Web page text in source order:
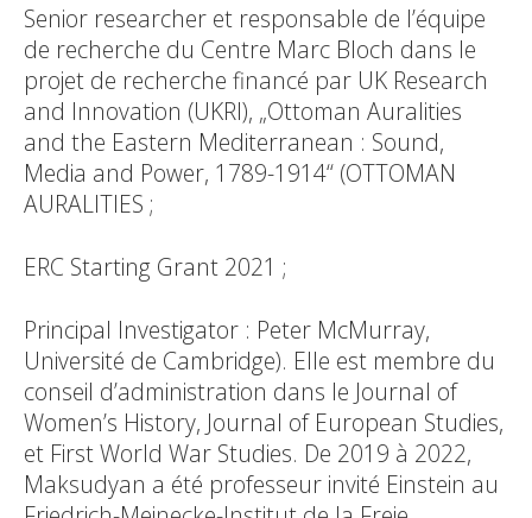
Senior researcher et responsable de l’équipe
de recherche du Centre Marc Bloch dans le
projet de recherche financé par UK Research
and Innovation (UKRI), „Ottoman Auralities
and the Eastern Mediterranean : Sound,
Media and Power, 1789-1914“ (OTTOMAN
AURALITIES ;
ERC Starting Grant 2021 ;
Principal Investigator : Peter McMurray,
Université de Cambridge). Elle est membre du
conseil d’administration dans le Journal of
Women’s History, Journal of European Studies,
et First World War Studies. De 2019 à 2022,
Maksudyan a été professeur invité Einstein au